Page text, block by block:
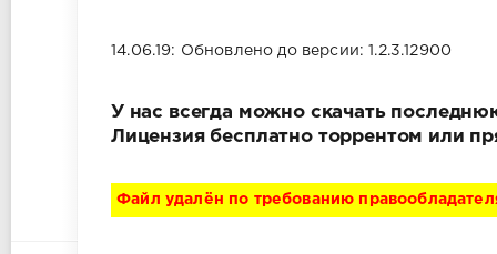
14.06.19: Обновлено до версии: 1.2.3.12900
У нас всегда можно скачать
Лицензия бесплатно торрентом или
Файл удалён по требованию